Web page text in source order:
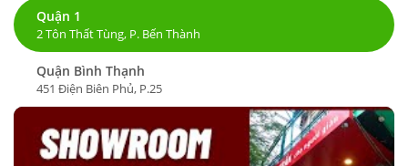
Quận 1
2 Tôn Thất Tùng, P. Bến Thành
Quận Bình Thạnh
451 Điện Biên Phủ, P.25